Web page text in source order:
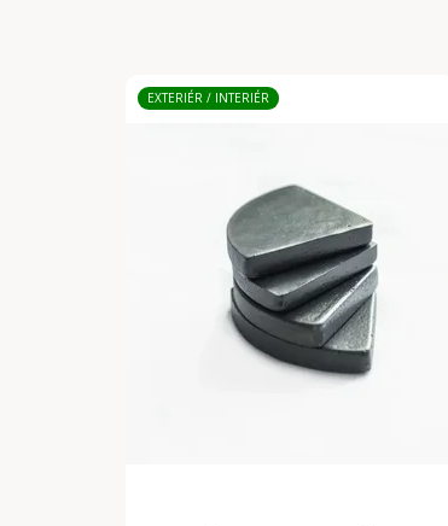
EXTERIÉR / INTERIÉR